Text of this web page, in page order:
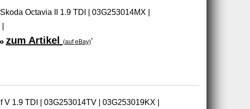
Octavia II 1.9 TDI | 03G253014MX |
zum Artikel (auf eBay)*
V 1.9 TDI | 03G253014TV | 03G253019KX |